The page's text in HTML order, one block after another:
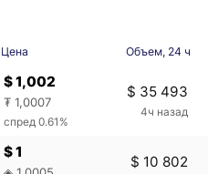
Цена Объем, 24 ч
$ 1,002
₮ 1,0007
спред 0.61%
$ 35 493
4ч назад
$ 1
$ 10 802